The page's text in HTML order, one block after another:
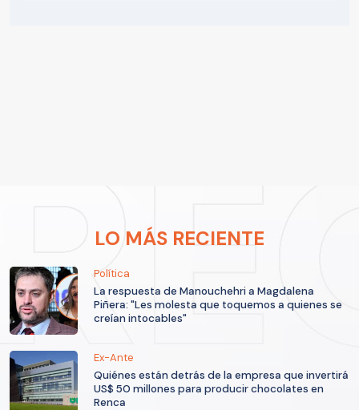
LO MÁS RECIENTE
Política
La respuesta de Manouchehri a Magdalena
Piñera: "Les molesta que toquemos a quienes se
creían intocables"
Ex-Ante
Quiénes están detrás de la empresa que invertirá
US$ 50 millones para producir chocolates en
Renca